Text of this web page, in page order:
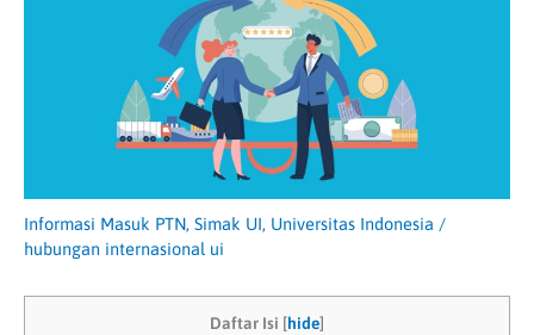
Informasi Masuk PTN, Simak UI, Universitas Indonesia /
hubungan internasional ui
Daftar Isi [hide]